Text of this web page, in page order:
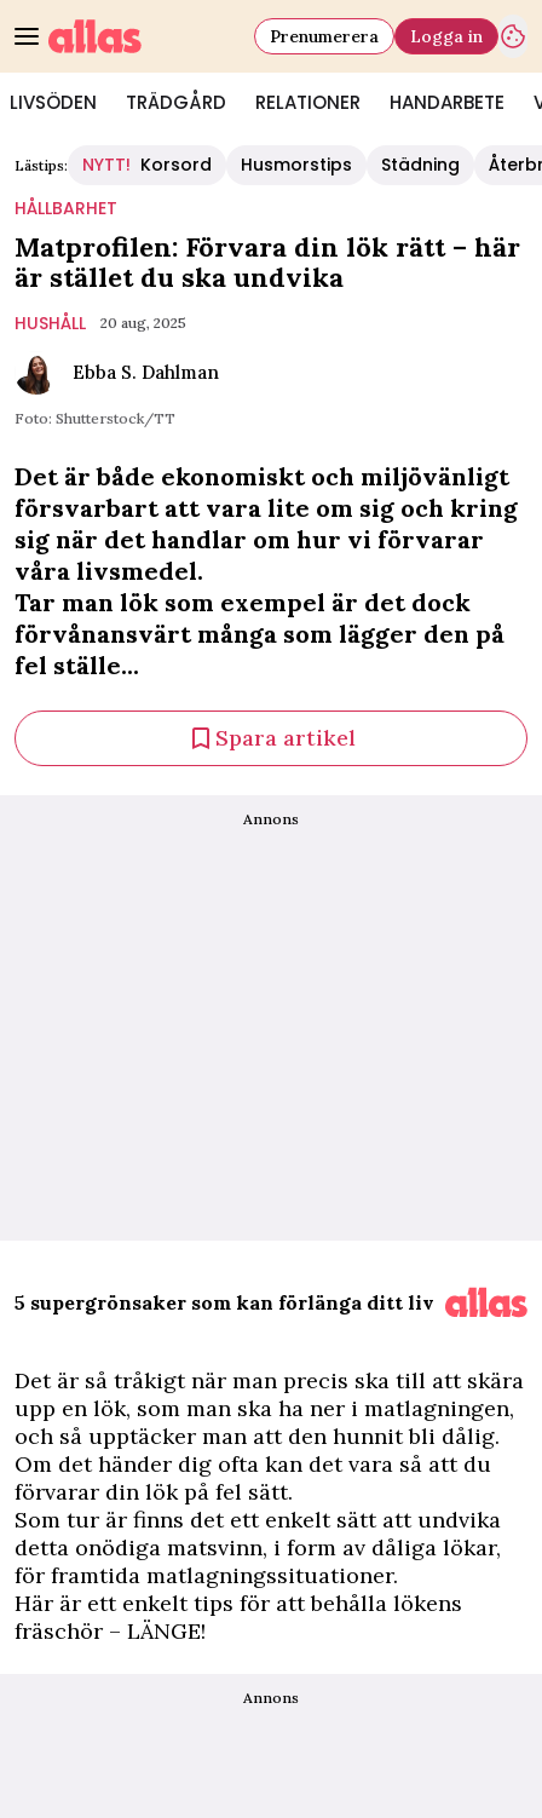
LIVSÖDEN TRÄDGÅRD RELATIONER HANDARBETE
Prenumerera Logga in
Lästips: NYTT! Korsord Husmorstips Städning
HÅLLBARHET
Matprofilen: Förvara din lök rätt – här
är stället du ska undvika
HUSHÅLL 20 aug, 2025
Ebba S. Dahlman
Foto: Shutterstock/TT
Det är både ekonomiskt och miljövänligt
försvarbart att vara lite om sig och kring
sig när det handlar om hur vi förvarar
våra livsmedel.
Tar man lök som exempel är det dock
förvånansvärt många som lägger den på
fel ställe...
Spara artikel
Annons
5 supergrönsaker som kan förlänga ditt liv
Det är så tråkigt när man precis ska till att skära
upp en lök, som man ska ha ner i matlagningen,
och så upptäcker man att den hunnit bli dålig.
Om det händer dig ofta kan det vara så att du
förvarar din lök på fel sätt.
Som tur är finns det ett enkelt sätt att undvika
detta onödiga matsvinn, i form av dåliga lökar,
för framtida matlagningssituationer.
Här är ett enkelt tips för att behålla lökens
fräschör – LÄNGE!
Annons